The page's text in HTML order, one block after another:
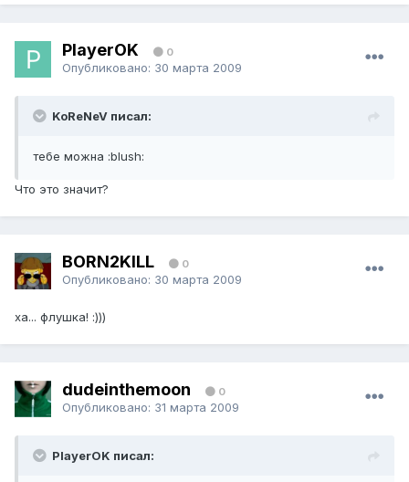
PlayerOK 0
Опубликовано: 30 марта 2009
KoReNeV писал:
тебе можна :blush:
Что это значит?
BORN2KILL 0
Опубликовано: 30 марта 2009
ха... флушка! :)))
dudeinthemoon 0
Опубликовано: 31 марта 2009
PlayerOK писал: